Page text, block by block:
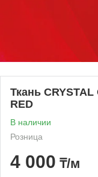
Ткань CRYSTAL
RED
В наличии
Розница
4 000 ₸/м